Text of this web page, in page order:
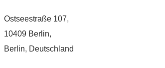
Ostseestraße 107,
10409 Berlin,
Berlin, Deutschland